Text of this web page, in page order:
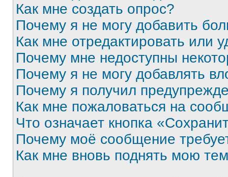
Как мне создать опрос?
Почему я не могу добавить
Как мне отредактировать или
Почему мне недоступны
Почему я не могу добавлять
Почему я получил
Как мне пожаловаться на
Что означает кнопка
Почему моё сообщение
Как мне вновь поднять мою